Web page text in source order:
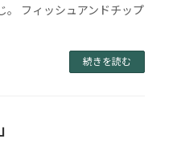
。 フィッシュアンドチップ
続きを読む